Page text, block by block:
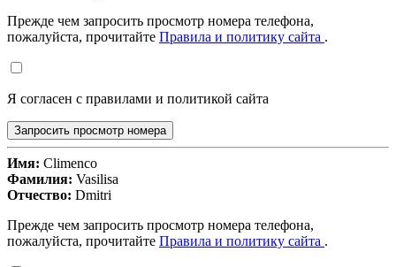
Прежде чем запросить просмотр номера телефона,
пожалуйста, прочитайте Правила и политику сайта .
Я согласен с правилами и политикой сайта
Запросить просмотр номера
Имя: Climenco
Фамилия: Vasilisa
Отчество: Dmitri
Прежде чем запросить просмотр номера телефона,
пожалуйста, прочитайте Правила и политику сайта .